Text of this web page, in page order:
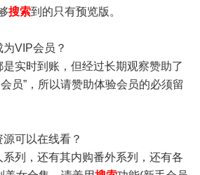
搜索到的只有预览版。
VIP会员？
实时到账，但经过长期观察赞助了
员”，所以请赞助体验会员的必须留
可以在线看？
列，还有其内购番外系列，还有各